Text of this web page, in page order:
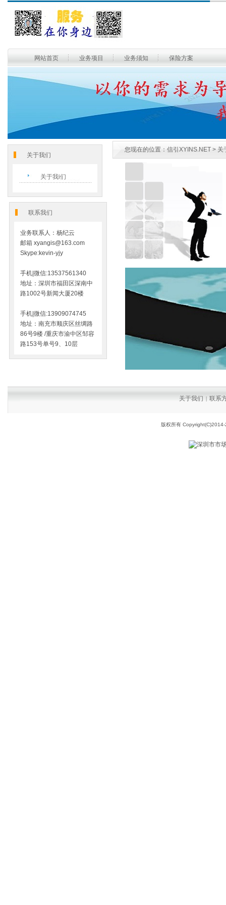
网站首页 业务项目 业务须知 保险方案
联系我们
业务联系人：杨纪云
邮箱 xyangis@163.com
Skype:kevin-yjy
手机|微信:13537561340
地址：深圳市福田区深南中
路1002号新闻大厦20楼
手机|微信:13909074745
地址：南充市顺庆区丝绸路
86号9楼 /重庆市渝中区邹容
路153号单号9、10层
关于我们
关于我i们
您现在的位置： 信引XYINS.NET > 关
关于我们 | 联系
版权所有